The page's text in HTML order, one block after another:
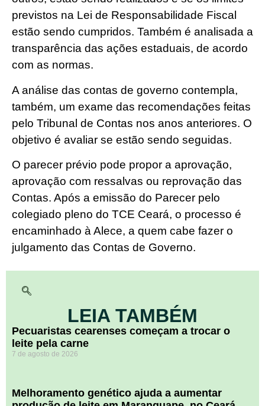
previstos na Lei de Responsabilidade Fiscal
estão sendo cumpridos. Também é analisada a
transparência das ações estaduais, de acordo
com as normas.
A análise das contas de governo contempla,
também, um exame das recomendações feitas
pelo Tribunal de Contas nos anos anteriores. O
objetivo é avaliar se estão sendo seguidas.
O parecer prévio pode propor a aprovação,
aprovação com ressalvas ou reprovação das
Contas. Após a emissão do Parecer pelo
colegiado pleno do TCE Ceará, o processo é
encaminhado à Alece, a quem cabe fazer o
julgamento das Contas de Governo.
LEIA TAMBÉM
Pecuaristas cearenses começam a trocar o
leite pela carne
7 de agosto de 2026
Melhoramento genético ajuda a aumentar